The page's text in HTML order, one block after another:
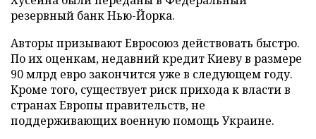
резервный банк Нью-Йорка.
Авторы призывают Евросоюз действовать быстро.
По их оценкам, недавний кредит Киеву в размере
90 млрд евро закончится уже в следующем году.
Кроме того, существует риск прихода к власти в
странах Европы правительств, не
поддерживающих военную помощь Украине.